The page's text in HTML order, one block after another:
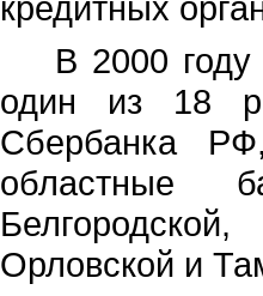
В 2000 году
один из 18
Сбербанка
областные
Орловской и